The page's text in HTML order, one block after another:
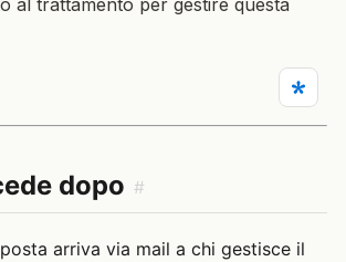
dopo #
arriva via mail a chi gestisce il